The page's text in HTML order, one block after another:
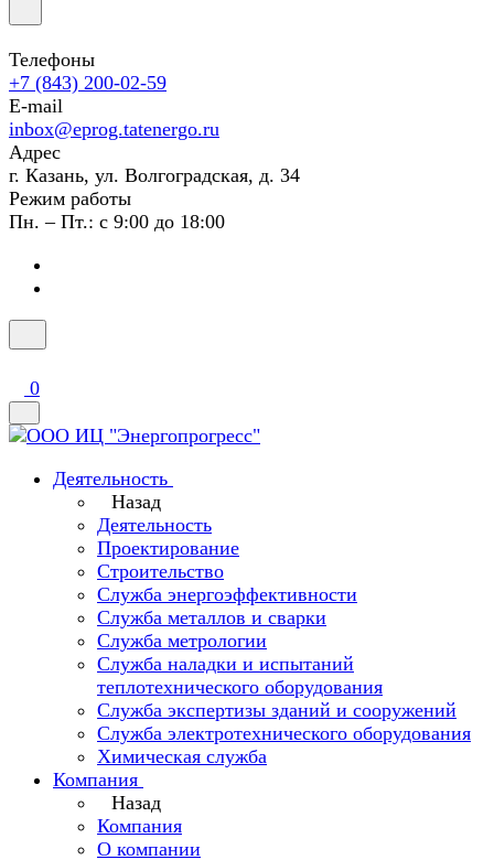
Телефоны
+7 (843) 200-02-59
E-mail
inbox@eprog.tatenergo.ru
Адрес
г. Казань, ул. Волгоградская, д. 34
Режим работы
Пн. – Пт.: с 9:00 до 18:00
0
Деятельность
Назад
Деятельность
Проектирование
Строительство
Служба энергоэффективности
Служба металлов и сварки
Служба метрологии
Служба наладки и испытаний
теплотехнического оборудования
Служба экспертизы зданий и сооружений
Служба электротехнического оборудования
Химическая служба
Компания
Назад
Компания
О компании